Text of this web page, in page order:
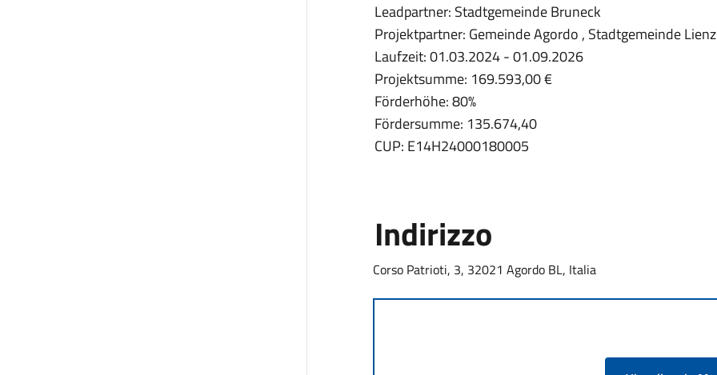
Leadpartner: Stadtgemeinde Bruneck
Projektpartner: Gemeinde Agordo , Stadtgemeinde Lienz
Laufzeit: 01.03.2024 - 01.09.2026
Projektsumme: 169.593,00 €
Förderhöhe: 80%
Fördersumme: 135.674,40
CUP: E14H24000180005
Indirizzo
Corso Patrioti, 3, 32021 Agordo BL, Italia